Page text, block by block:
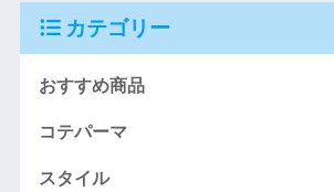
カテゴリー
おすすめ商品
コテパーマ
スタイル